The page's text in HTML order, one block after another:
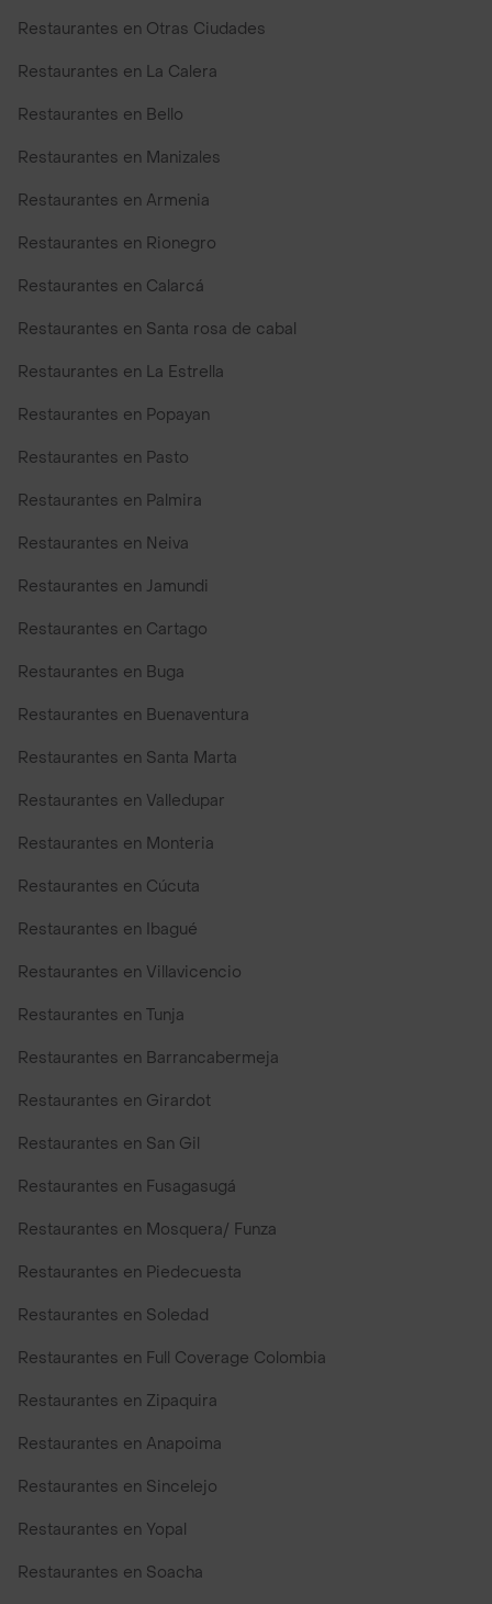
Restaurantes en Otras Ciudades
Restaurantes en La Calera
Restaurantes en Bello
Restaurantes en Manizales
Restaurantes en Armenia
Restaurantes en Rionegro
Restaurantes en Calarcá
Restaurantes en Santa rosa de cabal
Restaurantes en La Estrella
Restaurantes en Popayan
Restaurantes en Pasto
Restaurantes en Palmira
Restaurantes en Neiva
Restaurantes en Jamundi
Restaurantes en Cartago
Restaurantes en Buga
Restaurantes en Buenaventura
Restaurantes en Santa Marta
Restaurantes en Valledupar
Restaurantes en Monteria
Restaurantes en Cúcuta
Restaurantes en Ibagué
Restaurantes en Villavicencio
Restaurantes en Tunja
Restaurantes en Barrancabermeja
Restaurantes en Girardot
Restaurantes en San Gil
Restaurantes en Fusagasugá
Restaurantes en Mosquera/ Funza
Restaurantes en Piedecuesta
Restaurantes en Soledad
Restaurantes en Full Coverage Colombia
Restaurantes en Zipaquira
Restaurantes en Anapoima
Restaurantes en Sincelejo
Restaurantes en Yopal
Restaurantes en Soacha